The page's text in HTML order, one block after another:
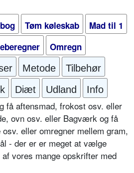
Tøm køleskab
Mad til 1
Omregn
Metode
Tilbehør
Diæt Udland Info
få aftensmad, frokost osv. eller
ovn osv. eller Bagværk og få
eller omregner mellem gram,
- der er er meget at vælge
vores mange opskrifter med